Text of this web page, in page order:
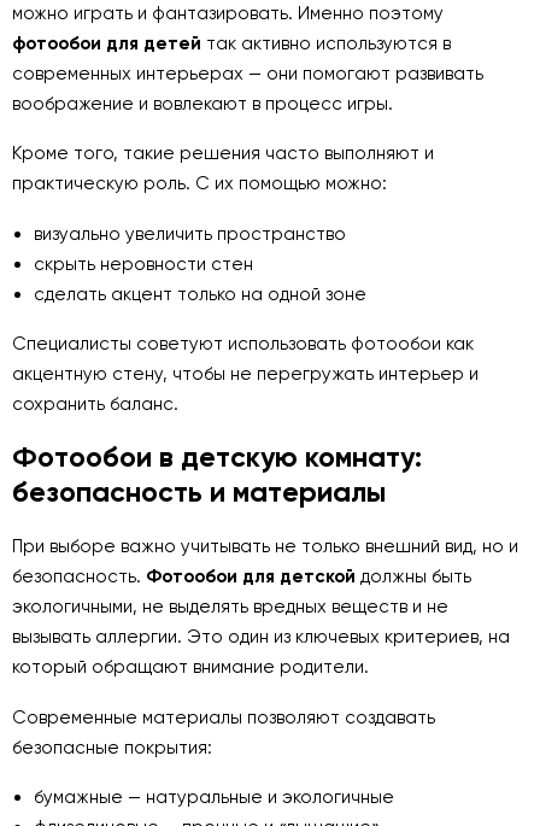
можно играть и фантазировать. Именно поэтому
фотообои для детей так активно используются в
современных интерьерах — они помогают развивать
воображение и вовлекают в процесс игры.
Кроме того, такие решения часто выполняют и
практическую роль. С их помощью можно:
визуально увеличить пространство
скрыть неровности стен
сделать акцент только на одной зоне
Специалисты советуют использовать фотообои как
акцентную стену, чтобы не перегружать интерьер и
сохранить баланс.
Фотообои в детскую комнату:
безопасность и материалы
При выборе важно учитывать не только внешний вид, но и
безопасность. Фотообои для детской должны быть
экологичными, не выделять вредных веществ и не
вызывать аллергии. Это один из ключевых критериев, на
который обращают внимание родители.
Современные материалы позволяют создавать
безопасные покрытия:
бумажные — натуральные и экологичные